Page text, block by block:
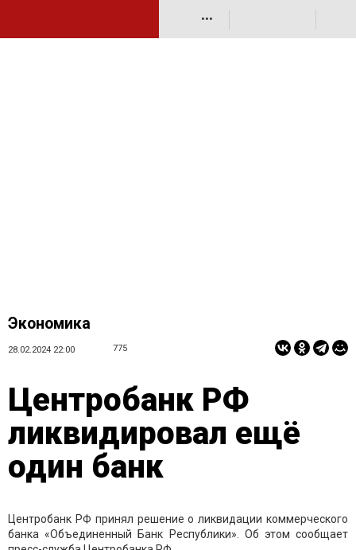
•••
Экономика
28.02.2024 22:00 775
Центробанк РФ
ликвидировал ещё
один банк
Центробанк РФ принял решение о ликвидации коммерческого
банка «Объединенный Банк Республики». Об этом сообщает